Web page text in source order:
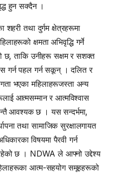
हुन सक्दैन ।
तथा दुर्गम क्षेत्रहरूमा
क्षमता अभिवृद्धि गर्ने
छ, ताकि उनीहरू सक्षम र सशक्त
गर्न पहल गर्न सकून् । दलित र
भएका महिलाहरूजस्ता अन्य
आत्मसम्मान र आत्मविश्वास
आवश्यक छ । यस सन्दर्भमा,
तथा सामाजिक सुरक्षालगायत
विषयमा पैरवी गर्न
छ । NDWA ले आफ्नो उद्देश्य
आत्म-सहयोग समूहहरूको